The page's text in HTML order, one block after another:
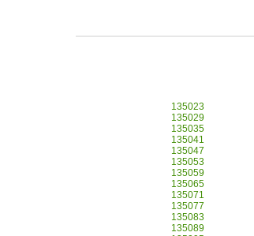
135023
135029
135035
135041
135047
135053
135059
135065
135071
135077
135083
135089